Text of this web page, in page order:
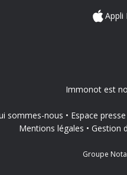
Appli
Immonot est
sommes-nous Espace presse
Mentions légales
Gestion
Groupe